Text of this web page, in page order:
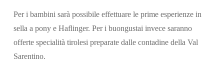
Per i bambini sarà possibile effettuare le prime esperienze in
sella a pony e Haflinger. Per i buongustai invece saranno
offerte specialità tirolesi preparate dalle contadine della Val
Sarentino.